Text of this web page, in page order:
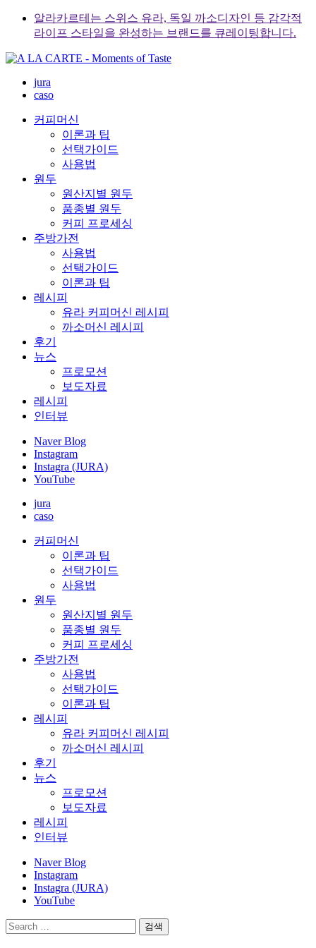
Skip
content
알라카르테는 스위스 유라, 독일 까소디자인 등 감각적
라이프 스타일을 완성하는 브랜드를 큐레이팅합니다.
jura
caso
커피머신
이론과 팁
선택가이드
사용법
원두
원산지별 원두
품종별 원두
커피 프로세싱
주방가전
사용법
선택가이드
이론과 팁
레시피
유라 커피머신 레시피
까소머신 레시피
후기
뉴스
프로모션
보도자료
레시피
인터뷰
Naver Blog
Instagram
Instagra (JURA)
YouTube
jura
caso
커피머신
이론과 팁
선택가이드
사용법
원두
원산지별 원두
품종별 원두
커피 프로세싱
주방가전
사용법
선택가이드
이론과 팁
레시피
유라 커피머신 레시피
까소머신 레시피
후기
뉴스
프로모션
보도자료
레시피
인터뷰
Naver Blog
Instagram
Instagra (JURA)
YouTube
검